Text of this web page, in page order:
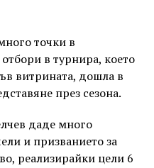
точки в
в турнира, което
витрината, дошла в
през сезона.
даде много
и призванието за
реализирайки цели 6